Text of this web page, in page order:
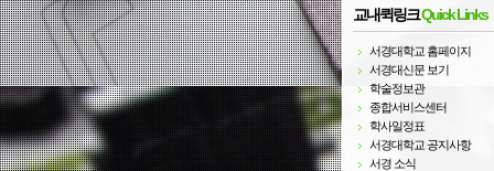
교내퀵링크Quick Links
서경대학교 홈페이지
서경대신문 보기
학술정보관
종합서비스센터
학사일정표
서경대학교 공지사항
서경 소식